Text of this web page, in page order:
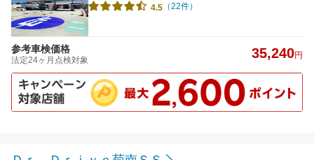
4.5 （22件）
参考車検価格
法定24ヶ月点検対象 35,240円